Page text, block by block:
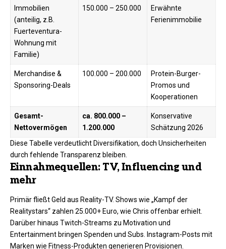
Immobilien
(anteilig, z.B.
Fuerteventura-
Wohnung mit
Familie)
150.000 – 250.000
Erwähnte
Ferienimmobilie ​
Merchandise &
Sponsoring-Deals
100.000 – 200.000
Protein-Burger-
Promos und
Kooperationen ​
Gesamt-
Nettovermögen
ca. 800.000 –
1.200.000
Konservative
Schätzung 2026 ​
Diese Tabelle verdeutlicht Diversifikation, doch Unsicherheiten
durch fehlende Transparenz bleiben.​
Einnahmequellen: TV, Influencing und
mehr
Primär fließt Geld aus Reality-TV. Shows wie „Kampf der
Realitystars“ zahlen 25.000+ Euro, wie Chris offenbar erhielt.
Darüber hinaus Twitch-Streams zu Motivation und
Entertainment bringen Spenden und Subs. Instagram-Posts mit
Marken wie Fitness-Produkten generieren Provisionen.